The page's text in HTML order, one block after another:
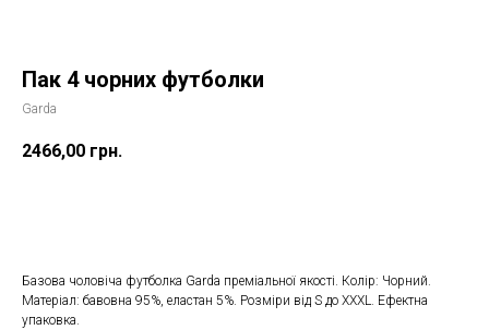
Пак 4 чорних футболки
Garda
2466,00 грн.
Базова чоловіча футболка Garda преміальної якості. Колір: Чорний.
Матеріал: бавовна 95%, еластан 5%. Розміри від S до XXXL. Ефектна
упаковка.